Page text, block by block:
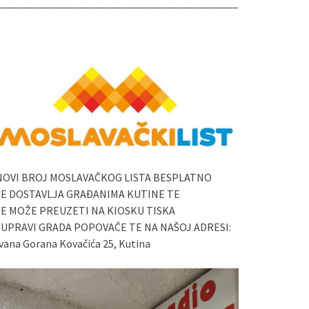
BROJ MOSLAVAČKOG LISTA BESPLATNO
DOSTAVLJA GRAĐANIMA KUTINE TE
MOŽE PREUZETI NA KIOSKU TISKA
GRADA POPOVAČE TE NA NAŠOJ ADRESI:
Gorana Kovačića 25, Kutina